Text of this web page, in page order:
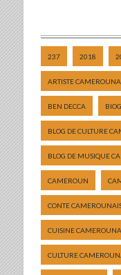
237 2018
ARTISTE
BEN DECCA
BLOG DE CULTURE
BLOG DE MUSIQUE
CAMEROUN
CONTE
CUISINE
CULTURE